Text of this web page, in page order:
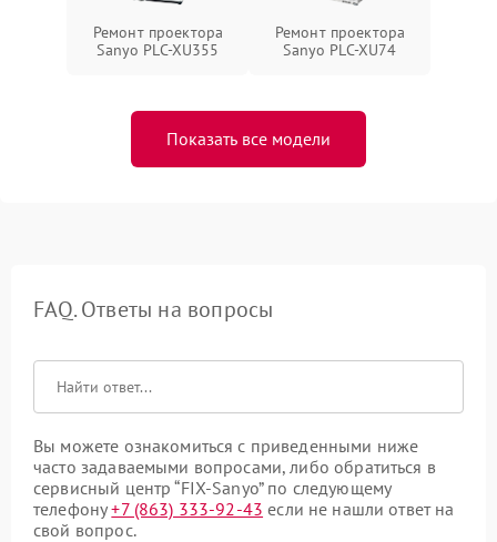
Ремонт проектора
Sanyo PLC-XU355
Ремонт проектора
Sanyo PLC-XU74
Показать все модели
FAQ. Ответы на вопросы
Вы можете ознакомиться с приведенными ниже
часто задаваемыми вопросами, либо обратиться в
сервисный центр “FIX-Sanyo” по следующему
телефону+7 (863) 333-92-43 если не нашли ответ на
свой вопрос.